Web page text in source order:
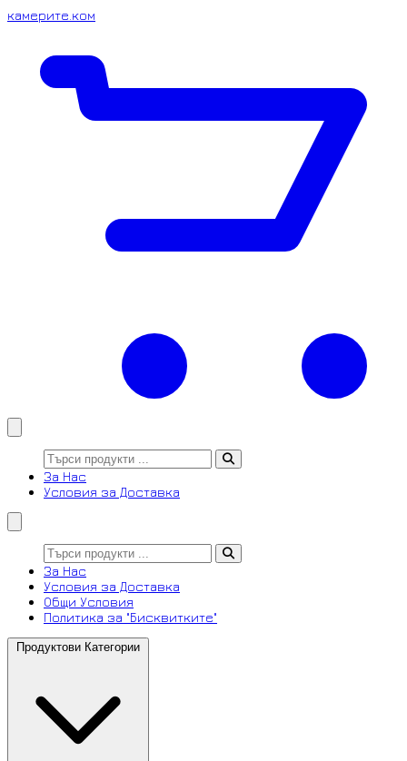
камерите.ком
За Нас
Условия за Доставка
За Нас
Условия за Доставка
Общи Условия
Политика за "Бисквитките"
Продуктови Категории